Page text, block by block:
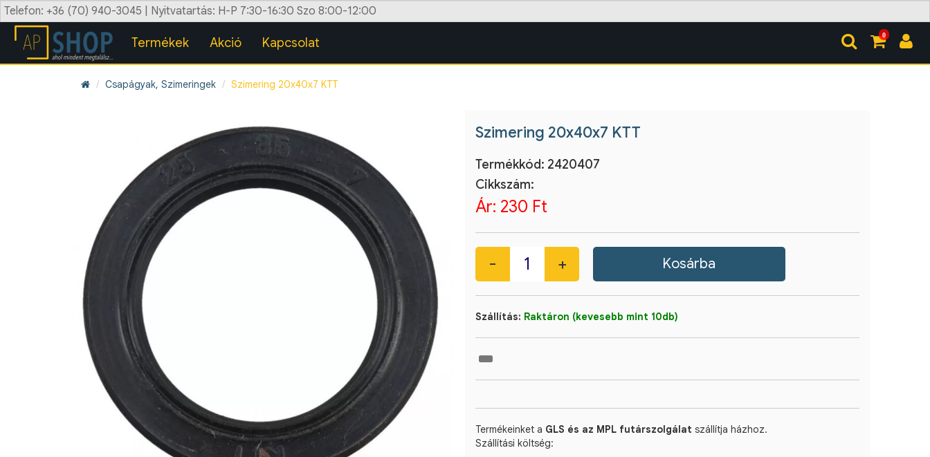
Telefon: +36 (70) 940-3045 | Nyitvatartás: H-P 7:30-16:30 Szo 8:00-12:00
0
Termékek Akció Kapcsolat
Csapágyak, Szimeringek Szimering 20x40x7 KTT
Szimering 20x40x7 KTT
Termékkód: 2420407
Cikkszám:
Ár: 230 Ft
Szállítás: Raktáron (kevesebb mint 10db)
Termékeinket a GLS és az MPL futárszolgálat szállítja házhoz.
Szállítási költség: